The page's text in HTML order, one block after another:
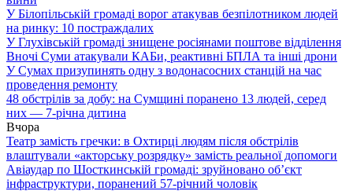
У Білопільській громаді ворог атакував безпілотником людей
на ринку: 10 постраждалих
У Глухівській громаді знищене росіянами поштове відділення
Вночі Суми атакували КАБи, реактивні БПЛА та інші дрони
У Сумах призупинять одну з водонасосних станцій на час
проведення ремонту
48 обстрілів за добу: на Сумщині поранено 13 людей, серед
них — 7-річна дитина
Вчора
Театр замість гречки: в Охтирці людям після обстрілів
влаштували «акторську розрядку» замість реальної допомоги
Авіаудар по Шосткинській громаді: зруйновано об’єкт
інфраструктури, поранений 57-річний чоловік